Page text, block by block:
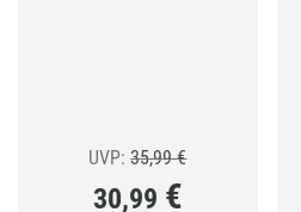
UVP: 35,99€Ursprünglicher
30,99 €